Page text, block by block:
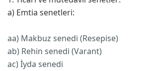
a) Emtia senetleri:
aa) Makbuz senedi (Resepise)
ab) Rehin senedi (Varant)
ac) İyda senedi